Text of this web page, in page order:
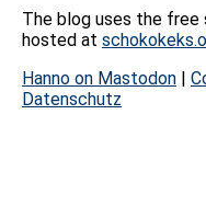
The blog uses the
hosted at
Hanno on Mastodon |
Datenschutz